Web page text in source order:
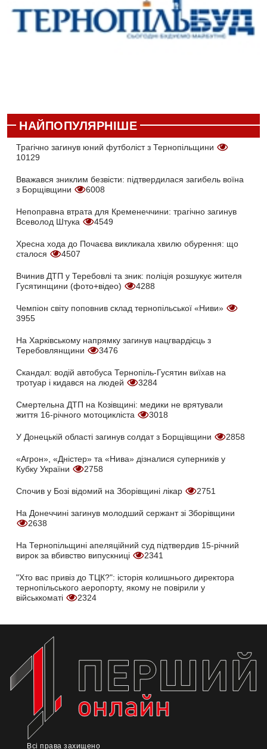
НАЙПОПУЛЯРНІШЕ
Трагічно загинув юний футболіст з Тернопільщини
10129
Вважався зниклим безвісти: підтвердилася загибель воїна
з Борщівщини
6008
Непоправна втрата для Кременеччини: трагічно загинув
Всеволод Штука
4549
Хресна хода до Почаєва викликала хвилю обурення: що
сталося
4507
Вчинив ДТП у Теребовлі та зник: поліція розшукує жителя
Гусятинщини (фото+відео)
4288
Чемпіон світу поповнив склад тернопільської «Ниви»
3955
На Харківському напрямку загинув нацгвардієць з
Теребовлянщини
3476
Скандал: водій автобуса Тернопіль-Гусятин виїхав на
тротуар і кидався на людей
3284
Смертельна ДТП на Козівщині: медики не врятували
життя 16-річного мотоцикліста
3018
У Донецькій області загинув солдат з Борщівщини 2858
«Агрон», «Дністер» та «Нива» дізналися суперників у
Кубку України
2758
Спочив у Бозі відомий на Зборівщині лікар 2751
На Донеччині загинув молодший сержант зі Зборівщини
2638
На Тернопільщині апеляційний суд підтвердив 15-річний
вирок за вбивство випускниці
2341
"Хто вас привіз до ТЦК?": історія колишнього директора
тернопільського аеропорту, якому не повірили у
військкоматі
2324
Всі права захищено